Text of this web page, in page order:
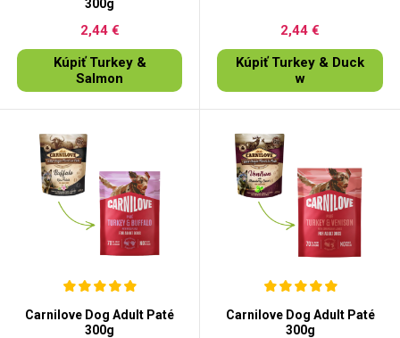
300g
2,44 €
Kúpiť Turkey &
Salmon
2,44 €
Kúpiť Turkey & Duck
w
Carnilove Dog Adult Paté
300g
Carnilove Dog Adult Paté
300g